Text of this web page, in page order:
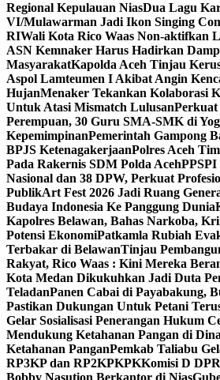
Regional Kepulauan NiasDua Lagu
VI/Mulawarman Jadi Ikon Singing
RIWali Kota Rico Waas Non-aktifkan
ASN Kemnaker Harus Hadirkan
MasyarakatKapolda Aceh Tinjau
Aspol Lamteumen I Akibat Angin
HujanMenaker Tekankan Kolaborasi
Untuk Atasi Mismatch LulusanPerkuat
Perempuan, 30 Guru SMA-SMK di
KepemimpinanPemerintah Gampong
BPJS KetenagakerjaanPolres Aceh
Pada Rakernis SDM Polda Aceh
Nasional dan 38 DPW, Perkuat
PublikArt Fest 2026 Jadi Ruang
Budaya Indonesia Ke Panggung Dunia
Kapolres Belawan, Bahas Narkoba,
Potensi EkonomiPatkamla Rubiah
Terbakar di BelawanTinjau
Rakyat, Rico Waas : Kini Mereka
Kota Medan Dikukuhkan Jadi Duta
TeladanPanen Cabai di Payabakung,
Pastikan Dukungan Untuk Petani
Gelar Sosialisasi Penerangan Hukum
Mendukung Ketahanan Pangan di
Ketahanan PanganPemkab Taliabu
RP3KP dan RP2KPKPKKomisi D
Bobby Nasution Berkantor di Nias